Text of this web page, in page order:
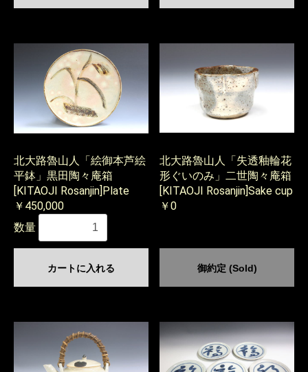
北大路魯山人「絵御本芦絵
平鉢」黒田陶々庵箱
[KITAOJI Rosanjin]Plate
￥450,000
数量
カートに入れる
北大路魯山人「失透釉輪花
形ぐいのみ」二世陶々庵箱
[KITAOJI Rosanjin]Sake cup
￥0
御約定 (Sold)